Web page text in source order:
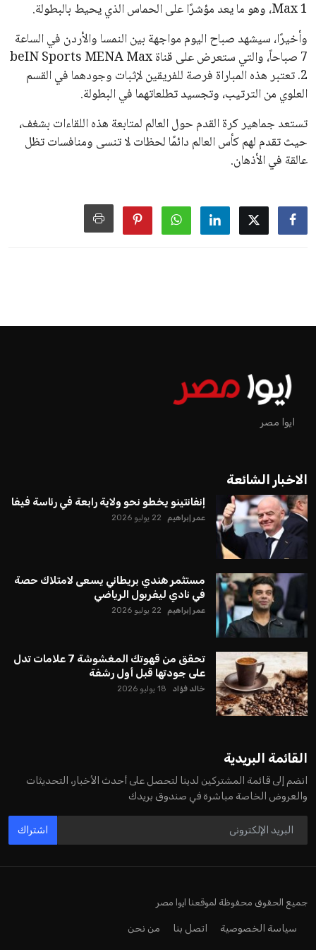
اخبار الرياضة
إنفانتينو يخطو نحو ولاية رابعة في
رئاسة فيفا
عمر إبراهيم
كرئيس للاتحاد الدولي لكرة القدم “فيفا” لفترة رابعة، بعد أن حصل
الجمعية العمومية. مما يعزز فرصته للفوز في الانتخابات المقررة عام
هذا الدعم الواسع يأتي على الرغم من الانتقادات التي وجهت
لإنفانتينو في الآونة الأخيرة. حتى الآن، لم يتقدم أي مرشح منافس
في السباق الانتخابي، ولم تتمكن الأصوات المعارضة من التوصل إلى
اسم يوازن موقف إنفانتينو، قبل انتهاء فترة الترشح في نوفمبر
المقبل.
يعتمد إنفانتينو على قاعدة دعم قوية من الاتحادات القارية المختلفة،
بما في ذلك الاتحاد الأفريقي والآسيوي، بالإضافة إلى دعم غالبية
اتحادات أمريكا الجنوبية والكونكاكاف. وقد ساهمت مجموعة من
القرارات التي اتخذها في زيادة الموارد المالية لهذه الاتحادات، فضلاً
جديدة تحت مظلة “فيفا”.
على الجانب الآخر، تتركز المعارضة بشكل ملحوظ داخل القارة
الأوروبية، حيث ارتفعت حدة الانتقادات الموجهة إلى إنفانتينو
الزمني للمسابقات المحلية. وقد دعا رئيس رابطة الدوري الإسباني،
خافيير تيباس، إلى تنحّي إنفانتينو، معتبراً أن سياساته تضر بصناعة
كرة القدم وتزيد من ضغوط المباريات.
على الرغم من هذه الانتقادات، تشير التوقعات إلى أن إنفانتينو
يمتلك فرصًا كبيرة للفوز بولاية جديدة، خصوصًا في ظل غياب
من فرص استمراره في قيادة “فيفا” حتى عام 2031.